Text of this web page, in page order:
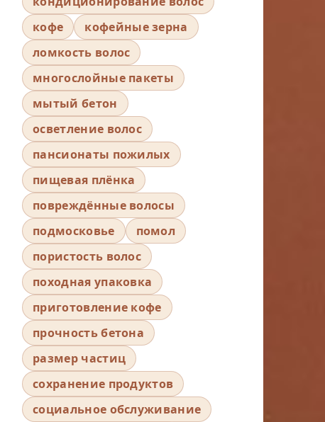
кофе
кофейные зерна
ломкость волос
многослойные пакеты
мытый бетон
осветление волос
пансионаты пожилых
пищевая плёнка
повреждённые волосы
подмосковье
помол
пористость волос
походная упаковка
приготовление кофе
прочность бетона
размер частиц
сохранение продуктов
социальное обслуживание